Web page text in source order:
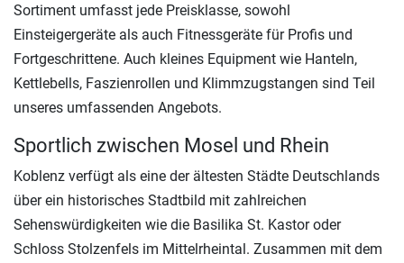
Sortiment umfasst jede Preisklasse, sowohl
Einsteigergeräte als auch Fitnessgeräte für Profis und
Fortgeschrittene. Auch kleines Equipment wie Hanteln,
Kettlebells, Faszienrollen und Klimmzugstangen sind Teil
unseres umfassenden Angebots.
Sportlich zwischen Mosel und Rhein
Koblenz verfügt als eine der ältesten Städte Deutschlands
über ein historisches Stadtbild mit zahlreichen
Sehenswürdigkeiten wie die Basilika St. Kastor oder
Schloss Stolzenfels im Mittelrheintal. Zusammen mit dem